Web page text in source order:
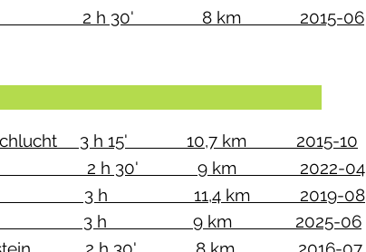
2 h 30' 8 km 2015-06
3 h 15' 10,7 km 2015-10
h 30' 9 km 2022-04
3 h 11,4 km 2019-08
3 h 9 km 2025-06